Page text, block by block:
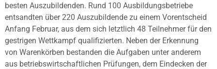
besten Auszubildenden. Rund 100 Ausbildungsbetriebe
entsandten über 220 Auszubildende zu einem Vorentscheid
Anfang Februar, aus dem sich letztlich 48 Teilnehmer für den
gestrigen Wettkampf qualifizierten. Neben der Erkennung
von Warenkörben bestanden die Aufgaben unter anderem
aus betriebswirtschaftlichen Prüfungen, dem Eindecken der